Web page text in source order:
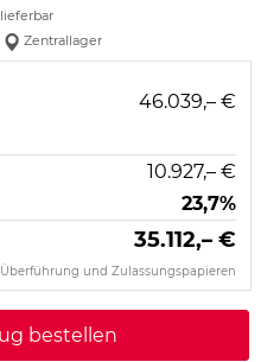
Zentrallager
46.039,– €
10.927,– €
23,7%
35.112,– €
Überführung und Zulassungspapieren
bestellen